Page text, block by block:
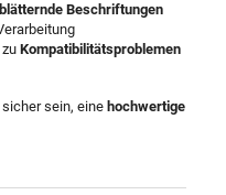
Beschriftungen
Kompatibilitätsproblemen
sein, eine hochwertige